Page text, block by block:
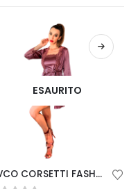
ESAURITO
LIVCO CORSETTI FASHION – JACQUELINE LC 90249 BATA + CAMISA + PANTY VIOLET S/M